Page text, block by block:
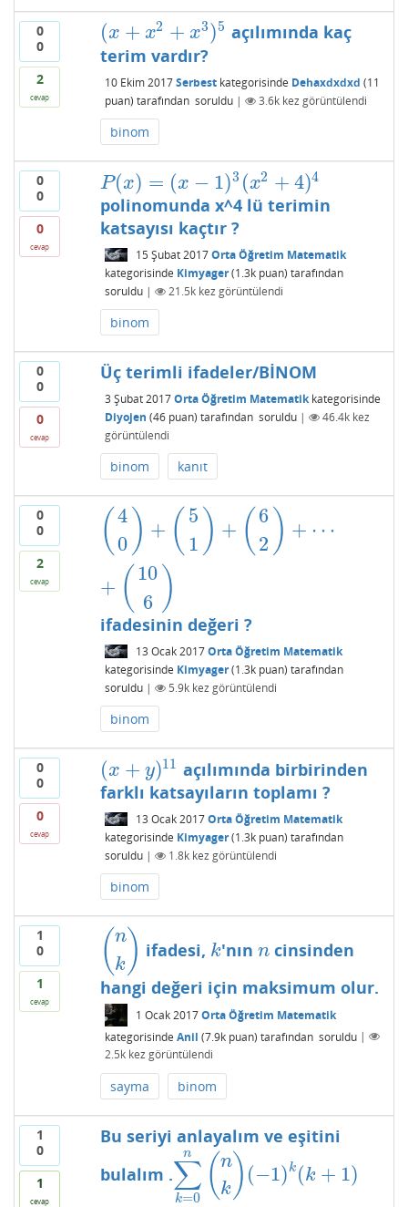
0
0
2
cevap
(x + x2 + x3 )5
(x+ x2+x3 5
açılımında kaç
terim vardır?
10 Ekim 2017 Serbestkategorisinde Dehaxdxdxd (11
puan) tarafından soruldu | 3.6kkez görüntülendi
binom
0
0
0
cevap
P(x) = (x − 1)3 (x2 + 4)4
P(x)=(x −1 )3(x 2+ 4)4
polinomunda x^4 lü terimin
katsayısı kaçtır ?
15 Şubat 2017 Orta Öğretim Matematik
kategorisinde Kimyager (1.3kpuan) tarafından
soruldu | 21.5kkez görüntülendi
binom
0
0
0
cevap
Üç terimli ifadeler/BİNOM
3 Şubat 2017 Orta Öğretim Matematikkategorisinde
Diyojen (46puan) tarafından soruldu | 46.4kkez
görüntülendi
binom kanıt
0
0
2
cevap
( 4
0 ) + ( 5
1 ) + ( 6
2 ) + ⋯
+ ( 10
6 )
(4 (5 1)+ (6 ⋯+( 10
ifadesinin değeri ?
13 Ocak 2017 Orta Öğretim Matematik
kategorisinde Kimyager (1.3kpuan) tarafından
soruldu | 5.9kkez görüntülendi
binom
0
0
0
cevap
(x + y)11
(x+ y)11
açılımında birbirinden
farklı katsayıların toplamı ?
13 Ocak 2017 Orta Öğretim Matematik
kategorisinde Kimyager (1.3kpuan) tarafından
soruldu | 1.8kkez görüntülendi
binom
1
0
1
cevap
( n
k)
(n ifadesi, k
k'nın n
ncinsinden
hangi değeri için maksimum olur.
1 Ocak 2017 Orta Öğretim Matematik
kategorisinde Anil (7.9kpuan) tarafından soruldu |
2.5kkez görüntülendi
sayma binom
1
0
1
cevap
Bu seriyi anlayalım ve eşitini
bulalım .∑
k=0
n ( n
k) (−1)k (k + 1)
∑k 0 n k) (−1)k(k+1)